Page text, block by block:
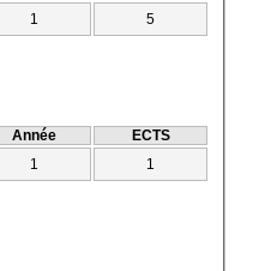
1 5
Année
ECTS
1 1